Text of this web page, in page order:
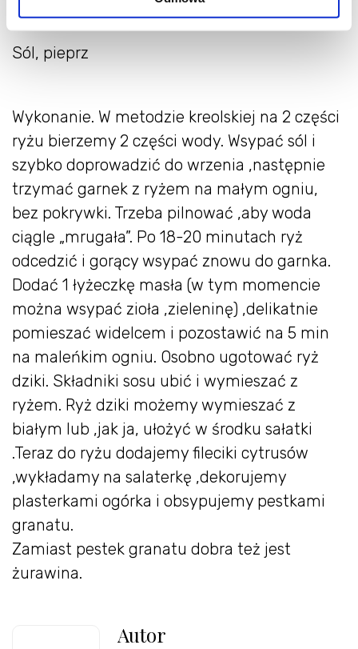
1 łyżeczka cukru pudru
Sól, pieprz
Wykonanie. W metodzie kreolskiej na 2 części
ryżu bierzemy 2 części wody. Wsypać sól i
szybko doprowadzić do wrzenia ,następnie
trzymać garnek z ryżem na małym ogniu,
bez pokrywki. Trzeba pilnować ,aby woda
ciągle „mrugała”. Po 18-20 minutach ryż
odcedzić i gorący wsypać znowu do garnka.
Dodać 1 łyżeczkę masła (w tym momencie
można wsypać zioła ,zieleninę) ,delikatnie
pomieszać widelcem i pozostawić na 5 min
na maleńkim ogniu. Osobno ugotować ryż
dziki. Składniki sosu ubić i wymieszać z
ryżem. Ryż dziki możemy wymieszać z
białym lub ,jak ja, ułożyć w środku sałatki
.Teraz do ryżu dodajemy fileciki cytrusów
,wykładamy na salaterkę ,dekorujemy
plasterkami ogórka i obsypujemy pestkami
granatu.
Zamiast pestek granatu dobra też jest
żurawina.
Autor